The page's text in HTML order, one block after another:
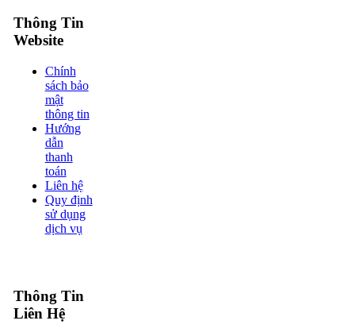
Thông Tin
Website
Chính
sách bảo
mật
thông tin
Hướng
dẫn
thanh
toán
Liên hệ
Quy định
sử dụng
dịch vụ
Thông Tin
Liên Hệ